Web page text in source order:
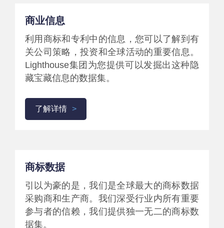
商业信息
利用商标和专利中的信息，您可以了解到有
关公司策略，投资和全球活动的重要信息。
Lighthouse集团为您提供可以发掘出这种隐
藏宝藏信息的数据集。
了解详情
商标数据
引以为豪的是，我们是全球最大的商标数据
采购商和生产商。我们深受行业内所有重要
参与者的信赖，我们提供独一无二的商标数
据集。